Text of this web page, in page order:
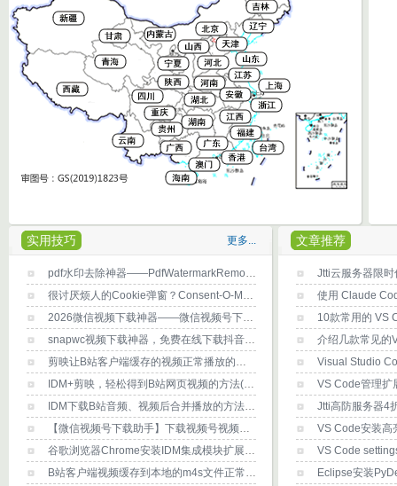
实用技巧 更多...
pdf水印去除神器——PdfWatermarkRemoval，推荐！
很讨厌烦人的Cookie弹窗？Consent-O-Matic浏览器扩展帮你消除烦恼
2026微信视频下载神器——微信视频号下载工具2.6(下载及使用方法)
snapwc视频下载神器，免费在线下载抖音/B站/youtube/x(推特)等任何网站视频？
剪映让B站客户端缓存的视频正常播放的方法(详细图文)
IDM+剪映，轻松得到B站网页视频的方法(详细图文)
IDM下载B站音频、视频后合并播放的方法(详细图文)
【微信视频号下载助手】下载视频号视频的方法-PC版
谷歌浏览器Chrome安装IDM集成模块扩展程序的方法
B站客户端视频缓存到本地的m4s文件正常打开播放方法
文章推荐
使用 Claude
10款常用的 VS
Visual Studio
VS Code